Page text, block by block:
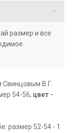
размер и все
Свинцовым В.Г.
54-56, цвет -
размер 52-54 - 1